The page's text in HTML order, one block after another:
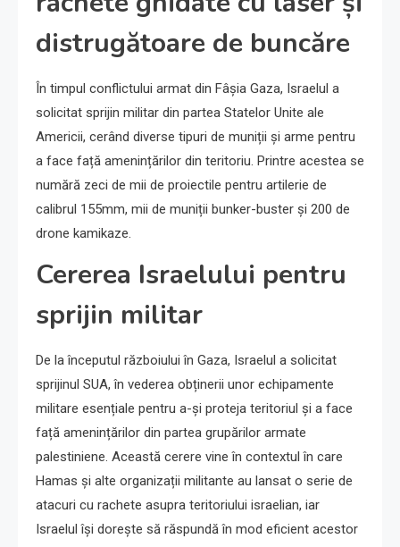
distrugătoare de buncăre
În timpul conflictului armat din Fâșia Gaza, Israelul a
solicitat sprijin militar din partea Statelor Unite ale
Americii, cerând diverse tipuri de muniții și arme pentru
a face față amenințărilor din teritoriu. Printre acestea se
numără zeci de mii de proiectile pentru artilerie de
calibrul 155mm, mii de muniții bunker-buster și 200 de
drone kamikaze.
Cererea Israelului pentru
sprijin militar
De la începutul războiului în Gaza, Israelul a solicitat
sprijinul SUA, în vederea obținerii unor echipamente
militare esențiale pentru a-și proteja teritoriul și a face
față amenințărilor din partea grupărilor armate
palestiniene. Această cerere vine în contextul în care
Hamas și alte organizații militante au lansat o serie de
atacuri cu rachete asupra teritoriului israelian, iar
Israelul își dorește să răspundă în mod eficient acestor